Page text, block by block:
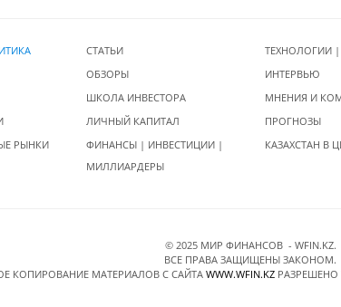
РЫНКИ
СТАТЬИ
ОБЗОРЫ
ШКОЛА ИНВЕСТОРА
ЛИЧНЫЙ КАПИТАЛ
ФИНАНСЫ | ИНВЕСТИЦИИ |
МИЛЛИАРДЕРЫ
ТЕХНОЛОГИИ
ИНТЕРВЬЮ
МНЕНИЯ И
ПРОГНОЗЫ
КАЗАХСТАН В
© 2025 МИР ФИНАНСОВ - WFIN.KZ.
ВСЕ ПРАВА ЗАЩИЩЕНЫ ЗАКОНОМ.
КОПИРОВАНИЕ МАТЕРИАЛОВ C САЙТА WWW.WFIN.KZ